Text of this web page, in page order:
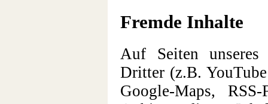
Fremde Inhalte
Auf Seiten unseres
Dritter (z.B.
Google-Maps,